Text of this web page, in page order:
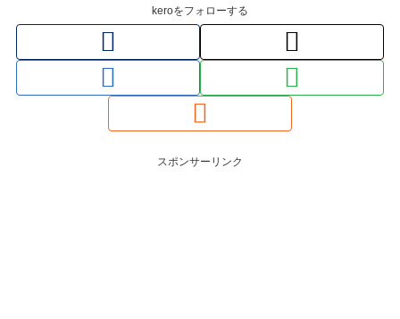
keroをフォローする
スポンサーリンク